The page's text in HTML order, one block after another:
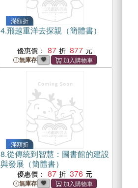
滿額折
4.飛越重洋去探親（簡體書）
優惠價： 87 877
無庫存
滿額折
8.從傳統到智慧：圖書館的建設
與發展（簡體書）
優惠價： 87 376
無庫存